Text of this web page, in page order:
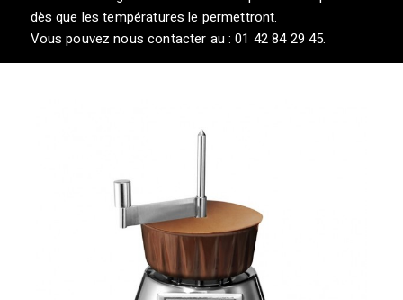
dès que les températures le permettront.
Vous pouvez nous contacter au : 01 42 84 29 45.